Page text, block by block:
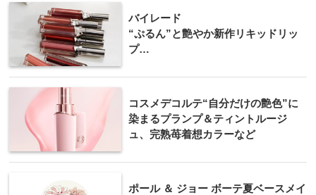
バイレード
“ぷるん”と艶やか新作リキッドリッ
プ
コスメデコルテ“自分だけの艶色”に
染まるプランプ＆ティントルージ
ュ、完熟苺着想カラーなど
ポール ＆ ジョー ボーテ夏ベースメイ